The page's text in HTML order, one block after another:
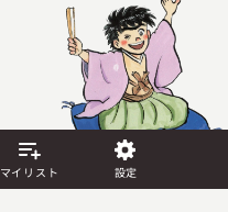
マイリスト 設定